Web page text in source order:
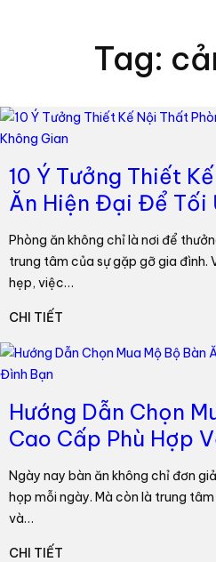
Tag:
10 Ý Tưởng Thiết
Ăn Hiện Đại Để Tối
Phòng ăn không chỉ là nơi để
trung tâm của sự gặp gỡ gia đình.
hẹp, việc…
CHI TIẾT
Hướng Dẫn Chọn
Cao Cấp Phù Hợp
Ngày nay bàn ăn không chỉ đơn
họp mỗi ngày. Mà còn là trung
và…
CHI TIẾT